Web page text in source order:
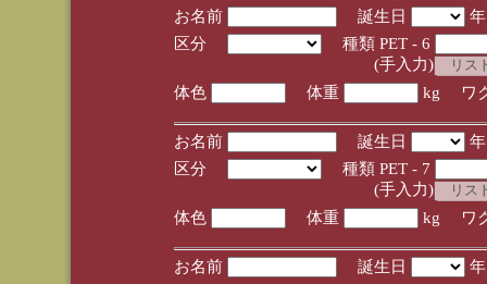
お名前 誕生日
区分
種類 PET - 6
(手入力)
体色
体重 kg ワ
お名前 誕生日
区分
種類 PET - 7
(手入力)
体色
体重 kg ワ
お名前 誕生日